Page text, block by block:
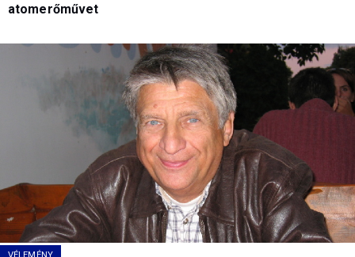
atomerőművet
VÉLEMÉNY